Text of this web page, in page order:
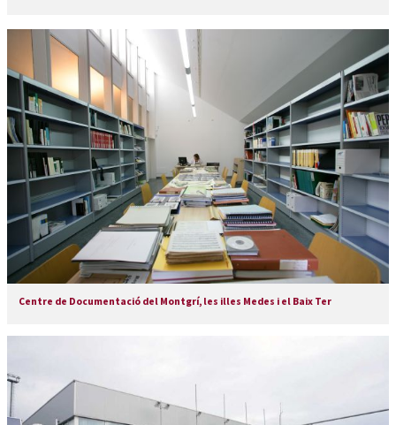
Centre de Documentació del Montgrí, les illes Medes i el Baix Ter